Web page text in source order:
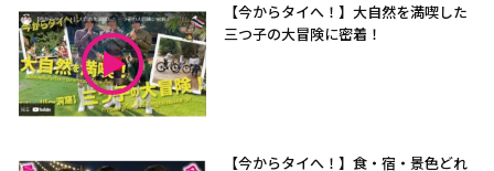
【今からタイへ！】大自然を満喫した
三つ子の大冒険に密着！
【今からタイへ！】食・宿・景色どれ